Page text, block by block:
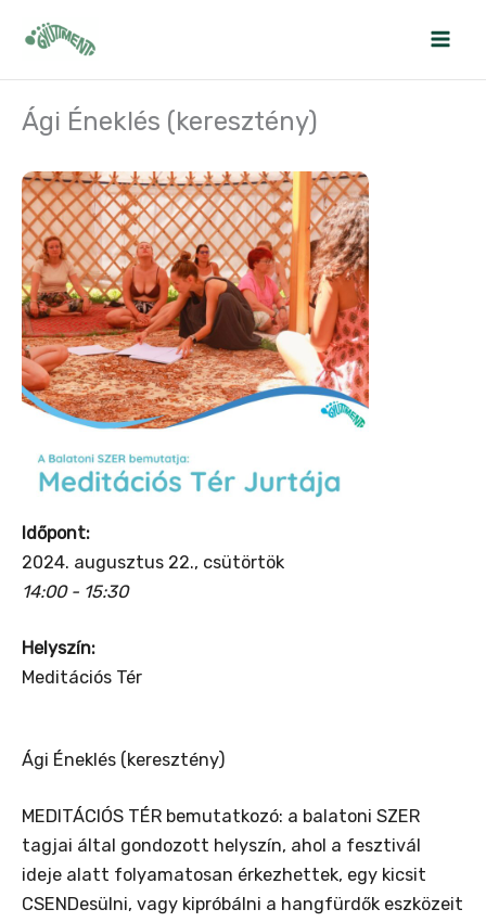
Ági Éneklés (keresztény)
Időpont:
2024. augusztus 22., csütörtök
14:00 - 15:30
Helyszín:
Meditációs Tér
Ági Éneklés (keresztény)
MEDITÁCIÓS TÉR bemutatkozó: a balatoni SZER
tagjai által gondozott helyszín, ahol a fesztivál
ideje alatt folyamatosan érkezhettek, egy kicsit
CSENDesülni, vagy kipróbálni a hangfürdők eszközeit